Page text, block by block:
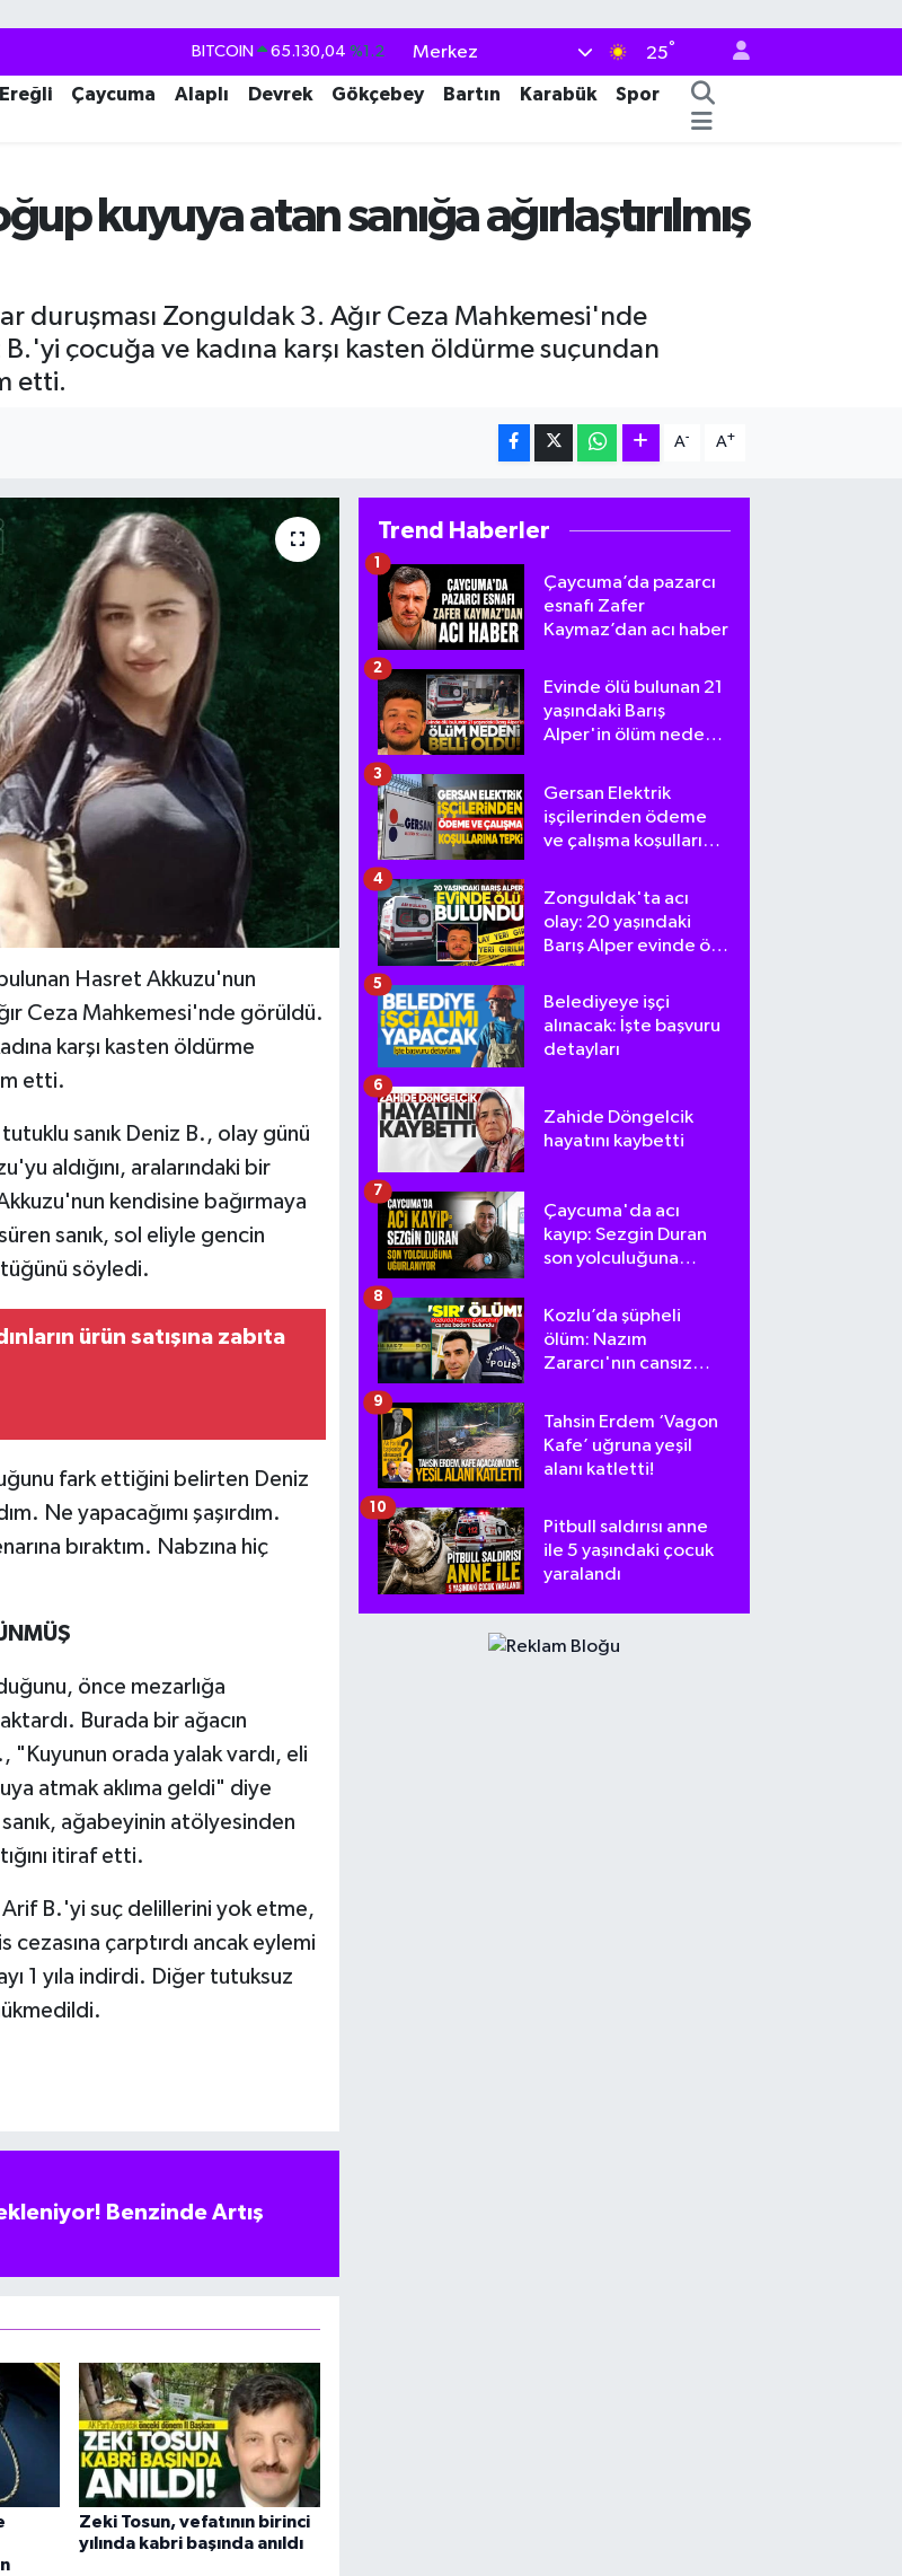
DOLAR 47,7106 %0.17
EURO 55,1652 %0.27
BİST100 13.773 %-19
Merkez 25°
Ereğli Çaycuma Alaplı Devrek Gökçebey Bartın Karabük
Spor
kuyuya atan sanığa ağırlaştırılmış
duruşması Zonguldak 3. Ağır Ceza Mahkemesi'nde
çocuğa ve kadına karşı kasten öldürme suçundan
etti.
A- A+
Hasret Akkuzu'nun
Ceza Mahkemesi'nde görüldü.
karşı kasten öldürme
etti.
tutuklu sanık Deniz B., olay günü
aldığını, aralarındaki bir
kendisine bağırmaya
sanık, sol eliyle gencin
söyledi.
ürün satışına zabıta
fark ettiğini belirten Deniz
Ne yapacağımı şaşırdım.
bıraktım. Nabzına hiç
önce mezarlığa
Burada bir ağacın
orada yalak vardı, eli
atmak aklıma geldi" diye
ağabeyinin atölyesinden
itiraf etti.
B.'yi suç delillerini yok etme,
cezasına çarptırdı ancak eylemi
1 yıla indirdi. Diğer tutuksuz
Benzinde Artış
Zeki Tosun, vefatının birinci
yılında kabri başında anıldı
Trend Haberler
Çaycuma’da pazarcı
esnafı Zafer
Kaymaz’dan acı haber
1
Evinde ölü bulunan 21
yaşındaki Barış
Alper'in ölüm nedeni
2
Gersan Elektrik
işçilerinden ödeme
ve çalışma koşullarına
3
Zonguldak'ta acı
olay: 20 yaşındaki
Barış Alper evinde ölü
4
Belediyeye işçi
alınacak: İşte başvuru
detayları
5
Zahide Döngelcik
hayatını kaybetti
6
Çaycuma'da acı
kayıp: Sezgin Duran
son yolculuğuna
7
Kozlu’da şüpheli
ölüm: Nazım
Zararcı'nın cansız
8
Tahsin Erdem ‘Vagon
Kafe’ uğruna yeşil
alanı katletti!
9
Pitbull saldırısı anne
ile 5 yaşındaki çocuk
yaralandı
10